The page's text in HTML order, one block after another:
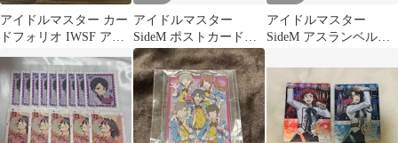
アイドルマスター カー
ドフォリオ IWSF アス
アイドルマスター
SideM ポストカード
Cafe Parade
アイドルマスター
SideM アスランベルゼ